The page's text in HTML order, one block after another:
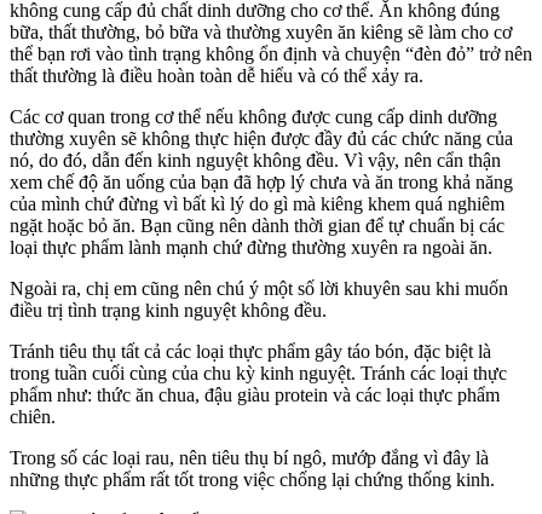
không cung cấp đủ chất dinh dưỡng cho cơ thể. Ăn không đúng
bữa, thất thường, bỏ bữa và thường xuyên ăn kiêng sẽ làm cho cơ
thể bạn rơi vào tình trạng không ổn định và chuyện “đèn đỏ” trở nên
thất thường là điều hoàn toàn dễ hiểu và có thể xảy ra.
Các cơ quan trong cơ thể nếu không được cung cấp dinh dưỡng
thường xuyên sẽ không thực hiện được đầy đủ các chức năng của
nó, do đó, dẫn đến kinh nguyệt không đều. Vì vậy, nên cẩn thận
xem chế độ ăn uống của bạn đã hợp lý chưa và ăn trong khả năng
của mình chứ đừng vì bất kì lý do gì mà kiêng khem quá nghiêm
ngặt hoặc bỏ ăn. Bạn cũng nên dành thời gian để tự chuẩn bị các
loại thực phẩm lành mạnh chứ đừng thường xuyên ra ngoài ăn.
Ngoài ra, chị em cũng nên chú ý một số lời khuyên sau khi muốn
điều trị tình trạng kinh nguyệt không đều.
Tránh tiêu thụ tất cả các loại thực phẩm gây táo bón, đặc biệt là
trong tuần cuối cùng của chu kỳ kinh nguyệt. Tránh các loại thực
phẩm như: thức ăn chua, đậu giàu protein và các loại thực phẩm
chiên.
Trong số các loại rau, nên tiêu thụ bí ngô, mướp đắng vì đây là
những thực phẩm rất tốt trong việc chống lại chứng thống kinh.